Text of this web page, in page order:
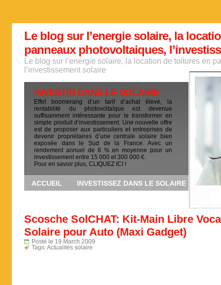
Le blog sur l’energie solaire, la
panneaux photovoltaiques,
Le blog sur l’energie solaire, la location de toitures en
l’investissement solaire
INVESTIR DANS LE SOLAIRE
Effet boomerang d’un tarif d’achat élevé, la
rentabilité du photovoltaïque est devenue
suffisamment intéressante pour le transformer en
simple produit d’investissement. Une nouvelle offre
est de proposer aux particuliers et entreprises de
devenir propriétaires d’une centrale solaire bien
exposée dans le Sud de la France. Avec un
rendement annuel de 8 % en moyenne pour un
investissement entre 15 000 et 300 000 €.
Pour en savoir plus, CLIQUEZ ICI !
ACCUEIL INVESTISSEZ DANS LE SOLAIRE
Scosche SolCHAT: Kit-Main Libre
Solaire pour Auto (Maxi Gadget)
Posté le 19 March 2009
Tags:Actualités solaire